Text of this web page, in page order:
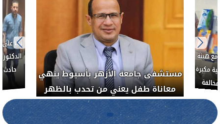
بناءً
حادث
مستشفى جامعة الأزهر بأسيوط ينهي
معاناة طفل يعني من تحدب بالظهر
هيئة
مكبرة